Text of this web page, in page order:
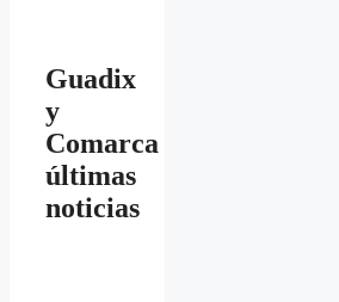
Guadix
y
Comarca
últimas
noticias